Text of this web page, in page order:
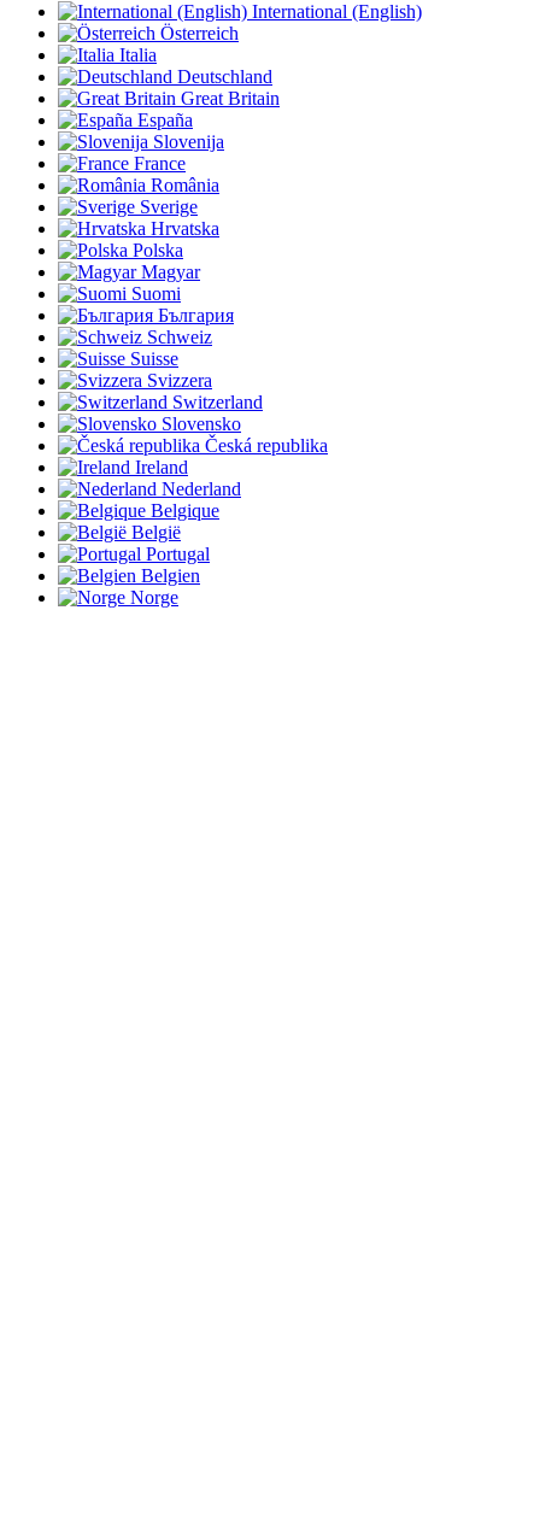
International (English)
Österreich
Italia
Deutschland
Great Britain
España
Slovenija
France
România
Sverige
Hrvatska
Polska
Magyar
Suomi
България
Schweiz
Suisse
Svizzera
Switzerland
Slovensko
Česká republika
Ireland
Nederland
Belgique
België
Portugal
Belgien
Norge